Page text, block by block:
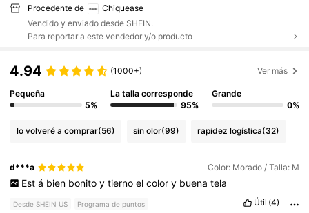
Procedente de
Chiquease
Vendido y enviado desde SHEIN.
Para reportar a este vendedor y/o producto
4.94 (1000+) Ver más
Pequeña
5%
La talla corresponde
95%
Grande
0%
lo volveré a comprar(56) sin olor(99) rapidez logística(32)
d***a Color: Morado / Talla: M
Est á bien bonito y tierno el color y buena tela
Desde SHEIN US Programa de puntos Útil (4)